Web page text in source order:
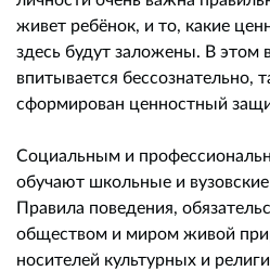
живет ребёнок, и то, какие
здесь будут заложены. В этом
впитывается бессознательно,
сформирован ценностный
Социальным и
обучают школьные и
Правила поведения,
обществом и миром живой
носителей культурных и